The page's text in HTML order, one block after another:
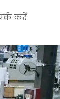
करें